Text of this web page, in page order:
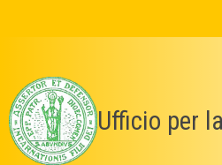
Ufficio per